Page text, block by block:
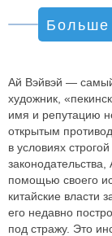
Больше
Ай Вэйвэй —
художник,
имя и репутацию
открытым
в условиях
помощью своего
китайские власти
его недавно
под стражу. Это